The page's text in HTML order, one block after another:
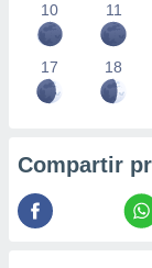
10 11
17 18
Compartir